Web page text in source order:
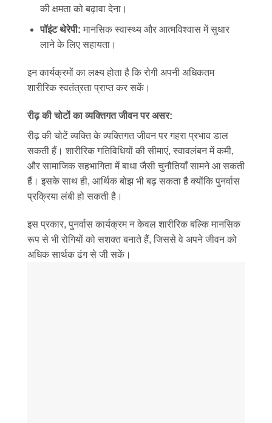
की क्षमता को बढ़ावा देना।
पॉइंट थेरेपी: मानसिक स्वास्थ्य और आत्मविश्वास में सुधार
लाने के लिए सहायता।
इन कार्यक्रमों का लक्ष्य होता है कि रोगी अपनी अधिकतम
शारीरिक स्वतंत्रता प्राप्त कर सकें।
रीढ़ की चोटों का व्यक्तिगत जीवन पर असर:
रीढ़ की चोटें व्यक्ति के व्यक्तिगत जीवन पर गहरा प्रभाव डाल
सकती हैं। शारीरिक गतिविधियों की सीमाएं, स्वावलंबन में कमी,
और सामाजिक सहभागिता में बाधा जैसी चुनौतियाँ सामने आ सकती
हैं। इसके साथ ही, आर्थिक बोझ भी बढ़ सकता है क्योंकि पुनर्वास
प्रक्रिया लंबी हो सकती है।
इस प्रकार, पुनर्वास कार्यक्रम न केवल शारीरिक बल्कि मानसिक
रूप से भी रोगियों को सशक्त बनाते हैं, जिससे वे अपने जीवन को
अधिक सार्थक ढंग से जी सकें।